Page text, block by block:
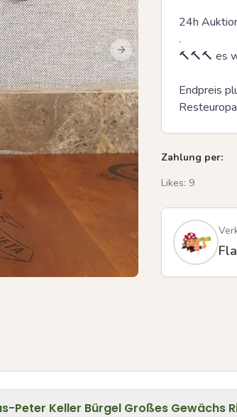
Next slide
24h
.
🔨🔨🔨 es
Endpreis
Zahlung per:
Likes: 9
Keller Bürgel Großes Gewächs